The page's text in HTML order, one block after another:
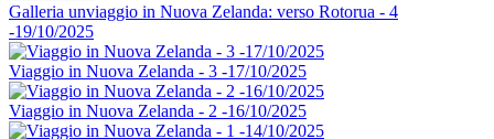
Galleria unviaggio in Nuova Zelanda: verso Rotorua - 4
-19/10/2025
Viaggio in Nuova Zelanda - 3 -17/10/2025
Viaggio in Nuova Zelanda - 2 -16/10/2025